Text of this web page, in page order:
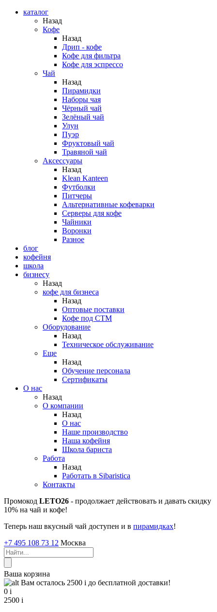
каталог
Назад
Кофе
Назад
Дрип - кофе
Кофе для фильтра
Кофе для эспрессо
Чай
Назад
Пирамидки
Наборы чая
Чёрный чай
Зелёный чай
Улун
Пуэр
Фруктовый чай
Травяной чай
Аксессуары
Назад
Klean Kanteen
Футболки
Питчеры
Альтернативные кофеварки
Серверы для кофе
Чайники
Воронки
Разное
блог
кофейня
школа
бизнесу
Назад
кофе для бизнеса
Назад
Оптовые поставки
Кофе под СТМ
Оборудование
Назад
Техническое обслуживание
Еще
Назад
Обучение персонала
Сертификаты
О нас
Назад
O компании
Назад
О нас
Наше производство
Наша кофейня
Школа бариста
Работа
Назад
Работать в Sibaristica
Контакты
Промокод LETO26 - продолжает действовать и давать скидку
10% на чай и кофе!
Теперь наш вкусный чай доступен и в пирамидках!
+7 495 108 73 12 Москва
Ваша корзина
Вам осталось 2500 i до бесплатной доставки!
0 i
2500 i